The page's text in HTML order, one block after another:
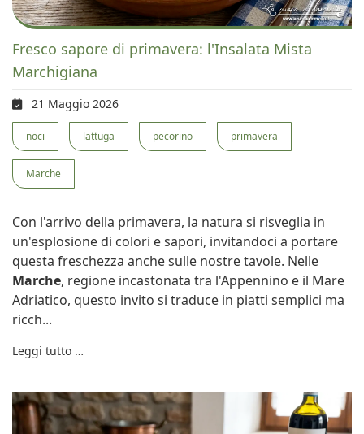
Fresco sapore di primavera: l'Insalata Mista
Marchigiana
21 Maggio 2026
noci lattuga pecorino primavera
Marche
Con l'arrivo della primavera, la natura si risveglia in
un'esplosione di colori e sapori, invitandoci a portare
questa freschezza anche sulle nostre tavole. Nelle
Marche, regione incastonata tra l'Appennino e il Mare
Adriatico, questo invito si traduce in piatti semplici ma
ricch...
Leggi tutto …